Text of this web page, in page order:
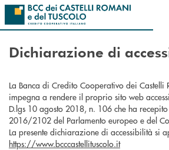
Salta al contenuto principale
Dichiarazione di
La Banca di Credito Cooperativo dei Castelli
impegna a rendere il proprio sito web
D.lgs 10 agosto 2018, n. 106 che ha
2016/2102 del Parlamento europeo e del
La presente dichiarazione di accessibilità si
https://www.bcccastellituscolo.it